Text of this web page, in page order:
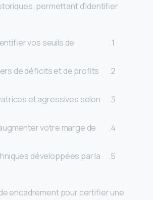
permettant d’identifier
vos seuils de
de déficits et de profits
et agressives selon
votre marge de
développées par la
encadrement pour certifier une